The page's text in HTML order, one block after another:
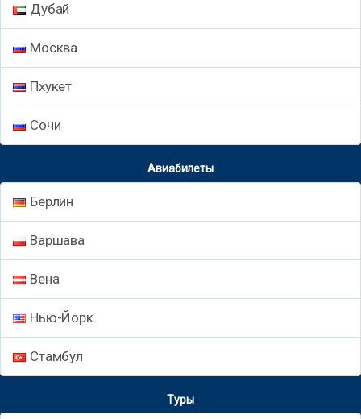
Дубай
Москва
Пхукет
Сочи
Авиабилеты
Берлин
Варшава
Вена
Нью-Йорк
Стамбул
Туры